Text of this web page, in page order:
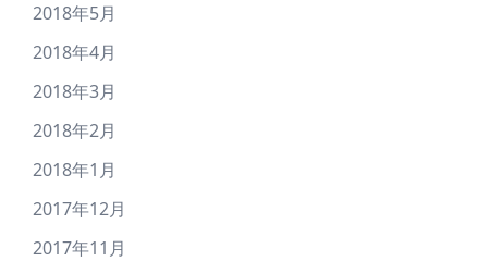
2018年5月
2018年4月
2018年3月
2018年2月
2018年1月
2017年12月
2017年11月